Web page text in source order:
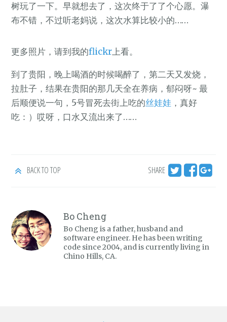
树玩了一下。早就想去了，这次终于了了个心愿。瀑
布不错，不过听老妈说，这次水算比较小的……
更多照片，请到我的flickr上看。
到了贵阳，晚上喝酒的时候喝醉了，第二天又发烧，
拉肚子，结果在贵阳的那几天全在养病，郁闷呀~ 最
后顺便说一句，5号冒死去街上吃的丝娃娃 ，真好
吃：）哎呀，口水又流出来了……
BACK TO TOP SHARE
Bo Cheng
Bo Cheng is a father, husband and
software engineer. He has been writing
code since 2004, and is currently living in
Chino Hills, CA.